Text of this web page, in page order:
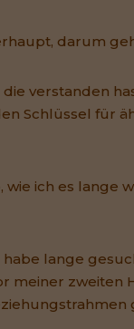
darum
die verstanden
Schlüssel für
wie ich es lange
lange
meiner zweiten